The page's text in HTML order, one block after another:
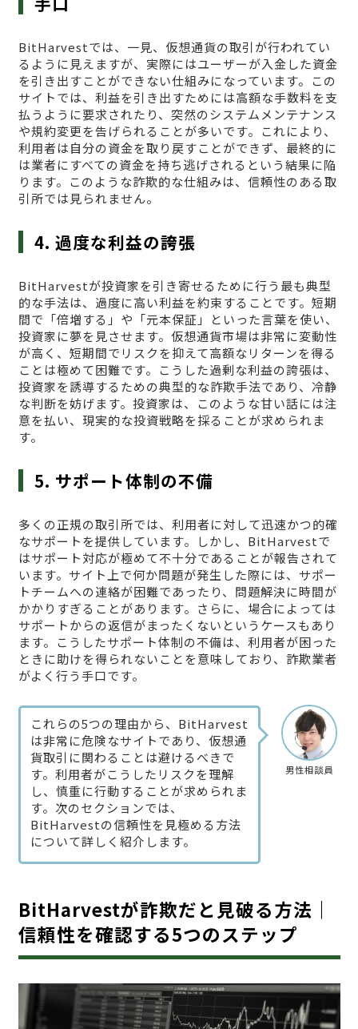
BitHarvestでは、一見、仮想通貨の取引が行われてい
るように見えますが、実際にはユーザーが入金した資金
を引き出すことができない仕組みになっています。この
サイトでは、利益を引き出すためには高額な手数料を支
払うように要求されたり、突然のシステムメンテナンス
や規約変更を告げられることが多いです。これにより、
利用者は自分の資金を取り戻すことができず、最終的に
は業者にすべての資金を持ち逃げされるという結果に陥
ります。このような詐欺的な仕組みは、信頼性のある取
引所では見られません。
4. 過度な利益の誇張
BitHarvestが投資家を引き寄せるために行う最も典型
的な手法は、過度に高い利益を約束することです。短期
間で「倍増する」や「元本保証」といった言葉を使い、
投資家に夢を見させます。仮想通貨市場は非常に変動性
が高く、短期間でリスクを抑えて高額なリターンを得る
ことは極めて困難です。こうした過剰な利益の誇張は、
投資家を誘導するための典型的な詐欺手法であり、冷静
な判断を妨げます。投資家は、このような甘い話には注
意を払い、現実的な投資戦略を採ることが求められま
す。
5. サポート体制の不備
多くの正規の取引所では、利用者に対して迅速かつ的確
なサポートを提供しています。しかし、BitHarvestで
はサポート対応が極めて不十分であることが報告されて
います。サイト上で何か問題が発生した際には、サポー
トチームへの連絡が困難であったり、問題解決に時間が
かかりすぎることがあります。さらに、場合によっては
サポートからの返信がまったくないというケースもあり
ます。こうしたサポート体制の不備は、利用者が困った
ときに助けを得られないことを意味しており、詐欺業者
がよく行う手口です。
男性相談員
これらの5つの理由から、BitHarvest
は非常に危険なサイトであり、仮想通
貨取引に関わることは避けるべきで
す。利用者がこうしたリスクを理解
し、慎重に行動することが求められま
す。次のセクションでは、
BitHarvestの信頼性を見極める方法
について詳しく紹介します。
BitHarvestが詐欺だと見破る方法｜
信頼性を確認する5つのステップ